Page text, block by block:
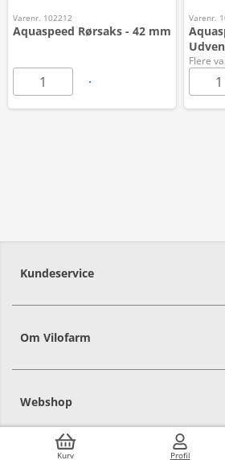
Kurv Profil
Varenr. 102212
Aquaspeed Rørsaks - 42 mm
Varenr.
Flere
Kundeservice
Om Vilofarm
Webshop